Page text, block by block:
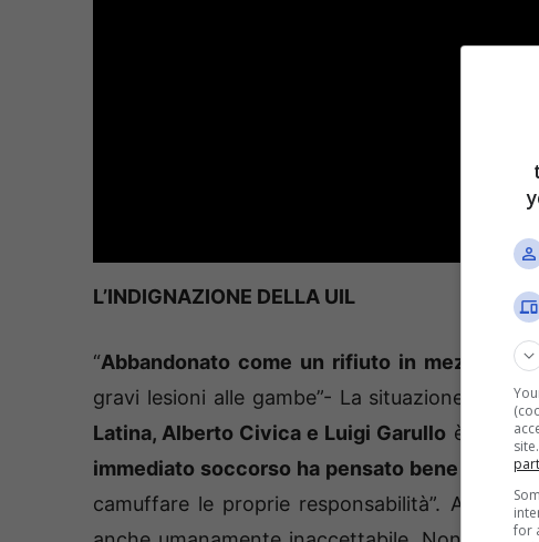
L’INDIGNAZIONE DELLA UIL
“Abbandonato come un rifiuto in mezzo alla
gravi lesioni alle gambe”- La situazione che
Latina, Alberto Civica e Luigi Garullo è “
ai
immediato soccorso ha pensato bene di
camuffare le proprie responsabilità”. Ancora
for